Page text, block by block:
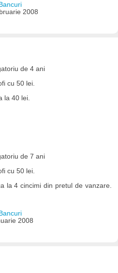
2008
de 4 ani
cu 50 lei.
la 40 lei.
de 7 ani
cu 50 lei.
la 4 cincimi din pretul de vanzare.
2008